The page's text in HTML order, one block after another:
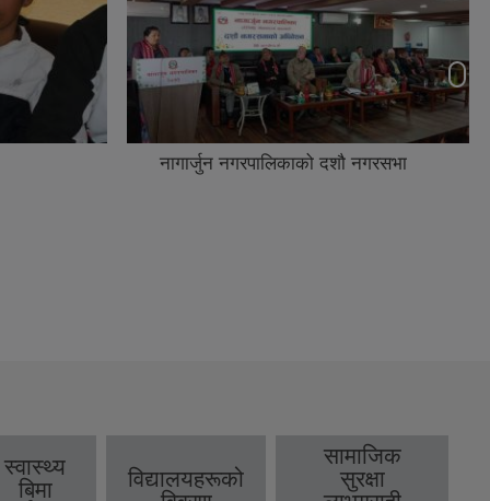
नागार्जुन नगरपालिकाको दशौ नगरसभा
स्वास्थ्य
बिमा
विद्यालयहरूको
सामाजिक
सुरक्षा